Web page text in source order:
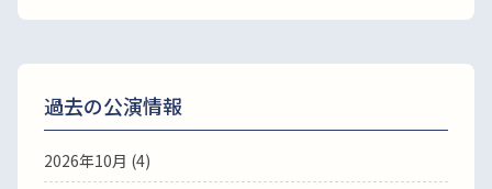
過去の公演情報
2026年10月 (4)